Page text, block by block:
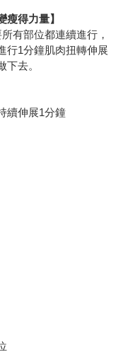
瘦得力量】
有部位都連續進行，
行1分鐘肌肉扭轉伸展
去。
續伸展1分鐘